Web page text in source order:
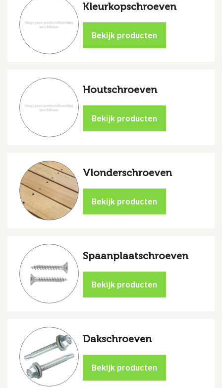
Kleurkopschroeven
Houtschroeven
Vlonderschroeven
Spaanplaatschroeven
Dakschroeven